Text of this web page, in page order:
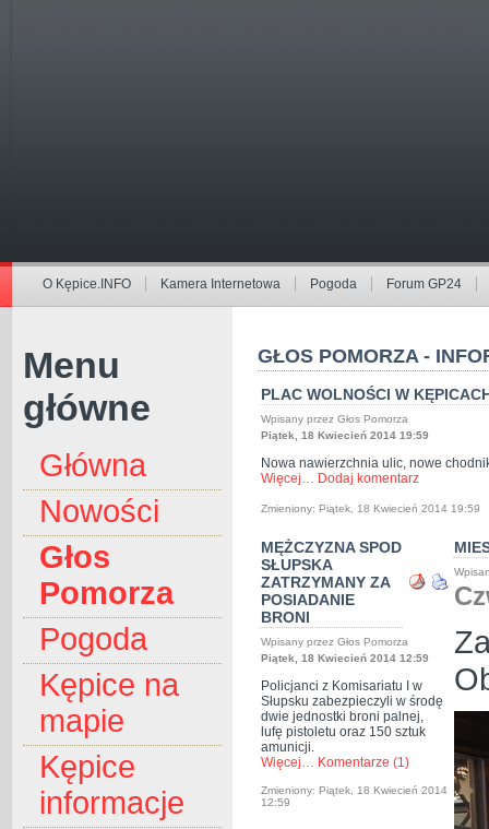
O Kępice.INFO Kamera Internetowa Pogoda Forum GP24
Menu
główne
Główna
Nowości
Głos
Pomorza
Pogoda
Kępice na
mapie
Kępice
informacje
GŁOS POMORZA -
PLAC WOLNOŚCI W
Wpisany przez Głos Pomorza
Piątek, 18 Kwiecień 2014 19:59
Nowa nawierzchnia ulic, nowe
Więcej… Dodaj komentarz
Zmieniony: Piątek, 18 Kwiecień 2014 19:59
MĘŻCZYZNA SPOD
SŁUPSKA
ZATRZYMANY ZA
POSIADANIE
BRONI
Wpisany przez Głos Pomorza
Piątek, 18 Kwiecień 2014 12:59
Policjanci z Komisariatu I w
Słupsku zabezpieczyli w środę
dwie jednostki broni palnej,
lufę pistoletu oraz 150 sztuk
amunicji.
Więcej… Komentarze (1)
Zmieniony: Piątek, 18 Kwiecień 2014
12:59